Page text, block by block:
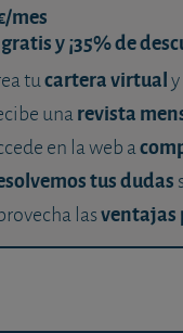
mes
gratis y ¡35% de
tucartera virtual
unarevista
en la web a
tus dudas
lasventajas